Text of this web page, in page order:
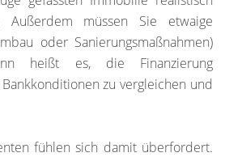
Außerdem müssen Sie etwaige
oder Sanierungsmaßnahmen)
heißt es, die Finanzierung
zu vergleichen und
fühlen sich damit überfordert.